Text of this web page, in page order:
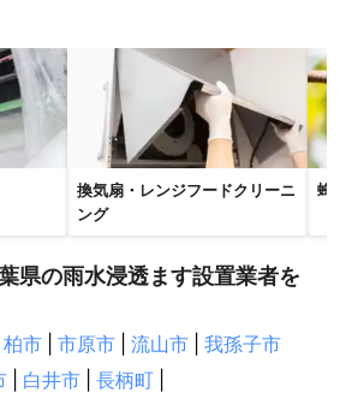
合わせください
どに降った雨を地中に浸透させること
下水のかん養に役立ちます。﻿
屋根に降った雨水を一時的に貯留した
する施設です。雨水流出を抑制すること
役立ちます。
貯留タンクや雨水浸透施設などがありま
雨水をタンクに貯留する施設です
ていることが多く、雨水を利用する際に
ンクまであり、設置は比較的容易です
換気扇・レンジフードクリーニ
ング
蜂
県の雨水浸透ます設置業者を
柏市 市原市 流山市
我孫子市
白井市 長柄町